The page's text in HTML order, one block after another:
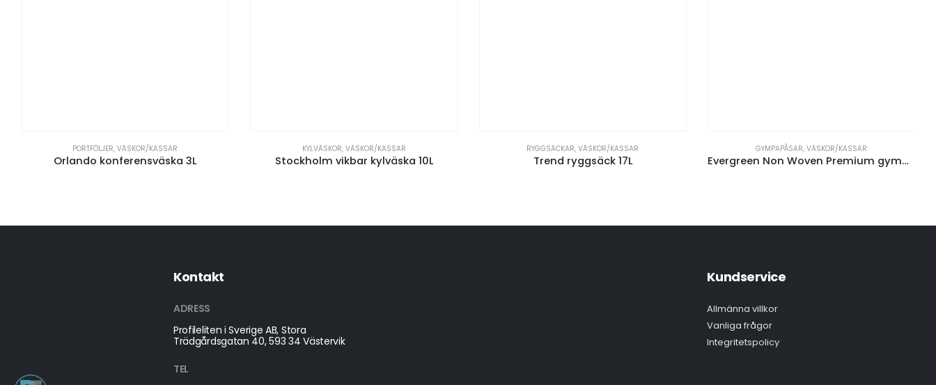
PORTFÖLJER,VÄSKOR/KASSAR
Orlando konferensväska 3L
KYLVÄSKOR, VÄSKOR/KASSAR
Stockholm vikbar kylväska 10L
RYGGSÄCKAR,VÄSKOR/KASSAR
Trend ryggsäck 17L
GYMPAPÅSAR,VÄSKOR/KASSAR
Evergreen Non Woven Premium gympapåse 5L
Kontakt
ADRESS
Profileliten i Sverige AB, Stora
Trädgårdsgatan 40, 593 34 Västervik
TEL
Kundservice
Allmänna villkor
Vanliga frågor
Integritetspolicy